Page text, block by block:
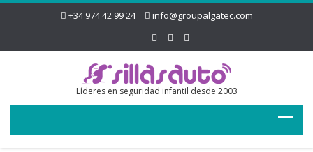
+34 974 42 99 24 info@groupalgatec.com
Líderes en seguridad infantil desde 2003